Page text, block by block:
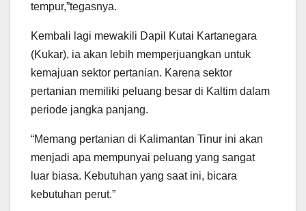
tempur,”tegasnya.
Kembali lagi mewakili Dapil Kutai Kartanegara
(Kukar), ia akan lebih memperjuangkan untuk
kemajuan sektor pertanian. Karena sektor
pertanian memiliki peluang besar di Kaltim dalam
periode jangka panjang.
“Memang pertanian di Kalimantan Tinur ini akan
menjadi apa mempunyai peluang yang sangat
luar biasa. Kebutuhan yang saat ini, bicara
kebutuhan perut.”